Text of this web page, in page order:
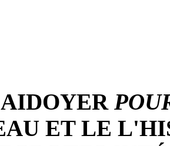
ET LE